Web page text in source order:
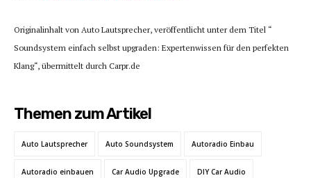
Originalinhalt von Auto Lautsprecher, veröffentlicht unter dem Titel “
Soundsystem einfach selbst upgraden: Expertenwissen für den perfekten
Klang“, übermittelt durch Carpr.de
Themen zum Artikel
Auto Lautsprecher Auto Soundsystem Autoradio Einbau
Autoradio einbauen Car Audio Upgrade DIY Car Audio